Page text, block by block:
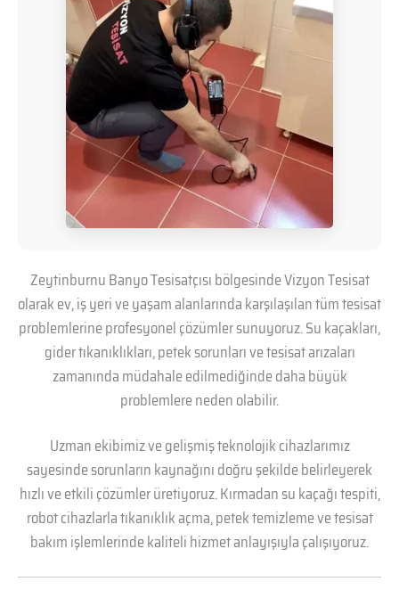
Zeytinburnu Banyo Tesisatçısı bölgesinde Vizyon Tesisat
olarak ev, iş yeri ve yaşam alanlarında karşılaşılan tüm tesisat
problemlerine profesyonel çözümler sunuyoruz. Su kaçakları,
gider tıkanıklıkları, petek sorunları ve tesisat arızaları
zamanında müdahale edilmediğinde daha büyük
problemlere neden olabilir.
Uzman ekibimiz ve gelişmiş teknolojik cihazlarımız
sayesinde sorunların kaynağını doğru şekilde belirleyerek
hızlı ve etkili çözümler üretiyoruz. Kırmadan su kaçağı tespiti,
robot cihazlarla tıkanıklık açma, petek temizleme ve tesisat
bakım işlemlerinde kaliteli hizmet anlayışıyla çalışıyoruz.